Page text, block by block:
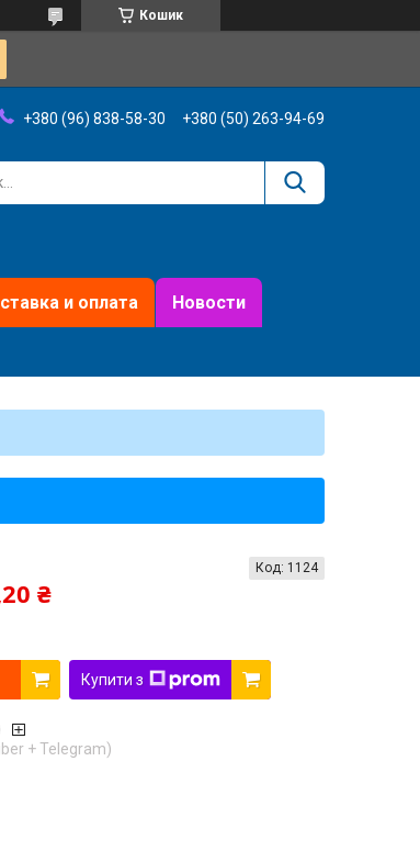
Кошик
+380 (96) 838-58-30 +380 (50) 263-94-69
и оплата Новости
₴
Код: 1124
Купити з
+ Telegram)